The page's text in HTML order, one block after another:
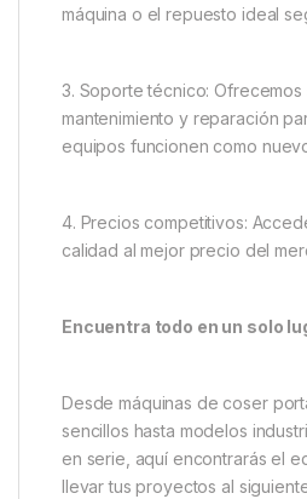
máquina o el repuesto ideal
3. Soporte técnico:
mantenimiento y reparación
equipos funcionen como
4. Precios competitivos:
calidad al mejor precio del
Encuentra todo en un solo
Desde máquinas de coser
sencillos hasta modelos
en serie, aquí encontrarás el
llevar tus proyectos al